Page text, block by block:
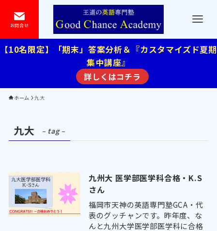
お問合せ
【10名限定】「期末」答案分析＆『カスタマイズド夏期
集中講座』
詳しくはコチラ
ホーム 九大
九大 – tag –
九州大 医学部医学科合格・K.S
さん
福岡市天神の英語専門塾GCA・代
表のグッチャンです。昨年度、な
んと九州大学医学部医学科に合格